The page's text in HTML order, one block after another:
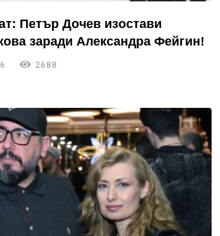
Петър Дочев изостави
заради Александра Фейгин!
2688